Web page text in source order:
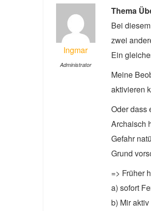
Ingmar
Administrator
Thema
Bei
zwei
Ein
Meine
aktivieren
Oder dass
Archaisch
Gefahr
Grund
=> Früher
a) sofort
b) Mir